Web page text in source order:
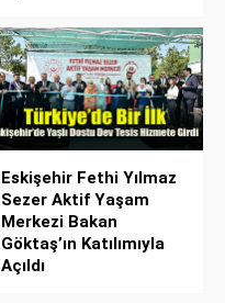
Eskişehir Fethi Yılmaz
Sezer Aktif Yaşam
Merkezi Bakan
Göktaş’ın Katılımıyla
Açıldı